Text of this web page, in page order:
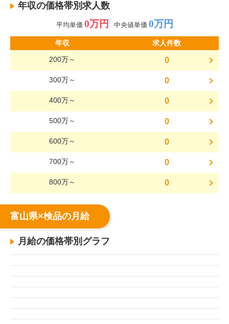
年収の価格帯別求人数
平均単価 0万円 中央値単価 0万円
年収
求人件数
200万～
0
300万～ 0
400万～ 0
500万～ 0
600万～ 0
700万～ 0
800万～ 0
富山県×検品の月給
月給の価格帯別グラフ